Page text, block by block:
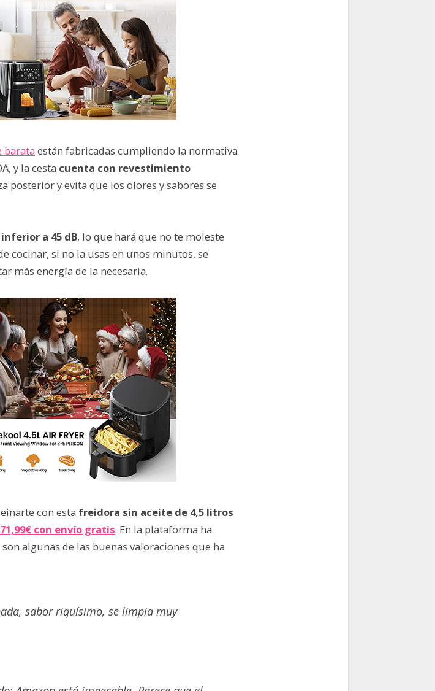
barata están fabricadas cumpliendo la normativa
y la cesta cuenta con revestimiento
posterior y evita que los olores y sabores se
a 45 dB, lo que hará que no te moleste
cocinar, si no la usas en unos minutos, se
más energía de la necesaria.
con esta freidora sin aceite de 4,5 litros
con envío gratis. En la plataforma ha
son algunas de las buenas valoraciones que ha
sabor riquísimo, se limpia muy